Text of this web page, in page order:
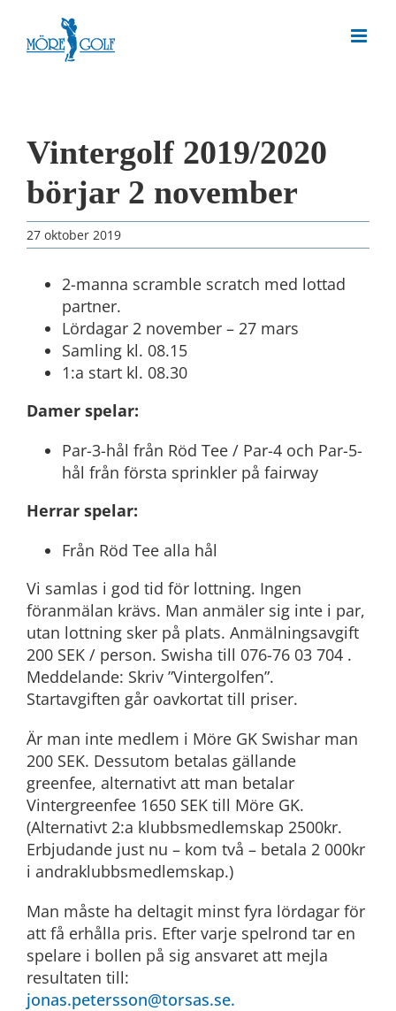
content
Vintergolf 2019/2020
börjar 2 november
27 oktober 2019
2-manna scramble scratch med lottad
partner.
Lördagar 2 november – 27 mars
Samling kl. 08.15
1:a start kl. 08.30
Damer spelar:
Par-3-hål från Röd Tee / Par-4 och Par-5-
hål från första sprinkler på fairway
Herrar spelar:
Från Röd Tee alla hål
Vi samlas i god tid för lottning. Ingen
föranmälan krävs. Man anmäler sig inte i par,
utan lottning sker på plats. Anmälningsavgift
200 SEK / person. Swisha till 076-76 03 704 .
Meddelande: Skriv ”Vintergolfen”.
Startavgiften går oavkortat till priser.
Är man inte medlem i Möre GK Swishar man
200 SEK. Dessutom betalas gällande
greenfee, alternativt att man betalar
Vintergreenfee 1650 SEK till Möre GK.
(Alternativt 2:a klubbsmedlemskap 2500kr.
Erbjudande just nu – kom två – betala 2 000kr
i andraklubbsmedlemskap.)
Man måste ha deltagit minst fyra lördagar för
att få erhålla pris. Efter varje spelrond tar en
spelare i bollen på sig ansvaret att mejla
resultaten till:
jonas.petersson@torsas.se.